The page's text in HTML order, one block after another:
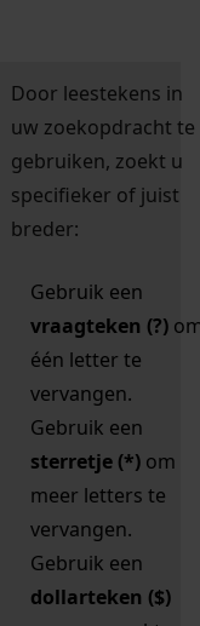
Door leestekens in
uw zoekopdracht te
gebruiken, zoekt u
specifieker of juist
breder:
Gebruik een
vraagteken (?)
één letter te
vervangen.
Gebruik een
sterretje (*) om
meer letters te
vervangen.
Gebruik een
dollarteken ($)